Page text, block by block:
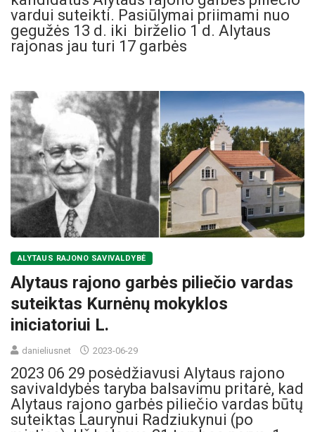
vardui suteikti. Pasiūlymai priimami nuo
gegužės 13 d. iki birželio 1 d. Alytaus
rajonas jau turi 17 garbės
ALYTAUS RAJONO SAVIVALDYBĖ
Alytaus rajono garbės piliečio vardas
suteiktas Kurnėnų mokyklos
iniciatoriui L.
danieliusnet 2023-06-29
2023 06 29 posėdžiavusi Alytaus rajono
savivaldybės taryba balsavimu pritarė, kad
Alytaus rajono garbės piliečio vardas būtų
suteiktas Laurynui Radziukynui (po